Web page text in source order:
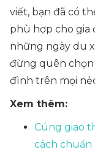
viết, bạn đã có
phù hợp cho gia
những ngày du
đừng quên chọn
đình trên mọi
Xem thêm:
Cúng giao
cách chuẩn